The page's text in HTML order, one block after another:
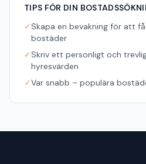
TIPS FÖR DIN
✓Skapa en bevakning för att
bostäder
✓Skriv ett personligt och
hyresvärden
✓Var snabb – populära